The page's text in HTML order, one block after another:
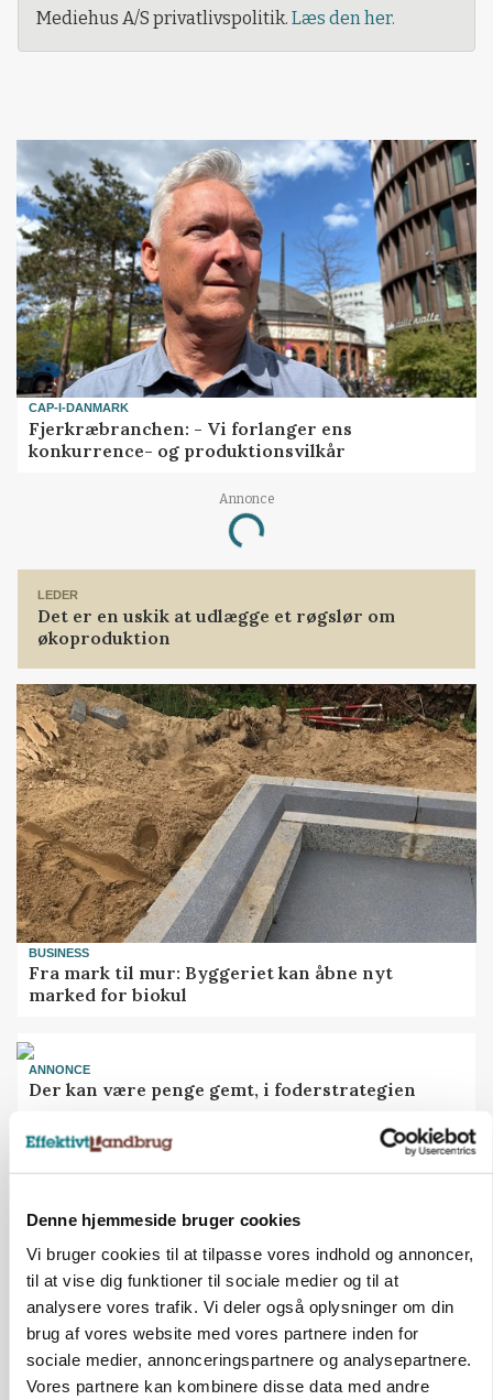
Denne hjemmeside bruger cookies
Vi bruger cookies til at tilpasse vores indhold og annoncer,
til at vise dig funktioner til sociale medier og til at
analysere vores trafik. Vi deler også oplysninger om din
brug af vores website med vores partnere inden for
sociale medier, annonceringspartnere og analysepartnere.
Vores partnere kan kombinere disse data med andre
Mediehus A/S privatlivspolitik. Læs den her.
CAP-I-DANMARK
Fjerkræbranchen: - Vi forlanger ens
konkurrence- og produktionsvilkår
Annonce
Loading...
LEDER
Det er en uskik at udlægge et røgslør om
økoproduktion
BUSINESS
Fra mark til mur: Byggeriet kan åbne nyt
marked for biokul
ANNONCE
Der kan være penge gemt, i foderstrategien
BUSINESS
ejerstruktur
POLITIK
Folketinget behandler ny
gødskningslov: Sådan kan den
ændre din bedrift fra 2027
MEST LÆSTE SENESTE NYT